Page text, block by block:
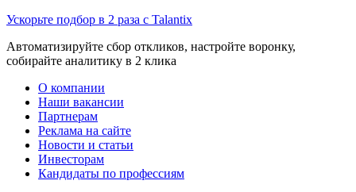
Ускорьте подбор в 2 раза с Talantix
Автоматизируйте сбор откликов, настройте воронку,
собирайте аналитику в 2 клика
О компании
Наши вакансии
Партнерам
Реклама на сайте
Новости и статьи
Инвесторам
Кандидаты по профессиям